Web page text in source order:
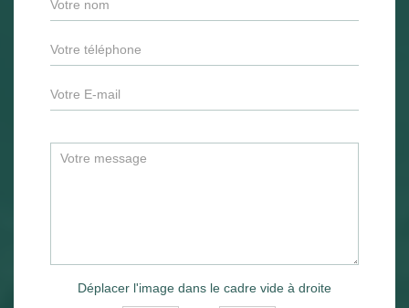
Déplacer l'image dans le cadre vide à droite